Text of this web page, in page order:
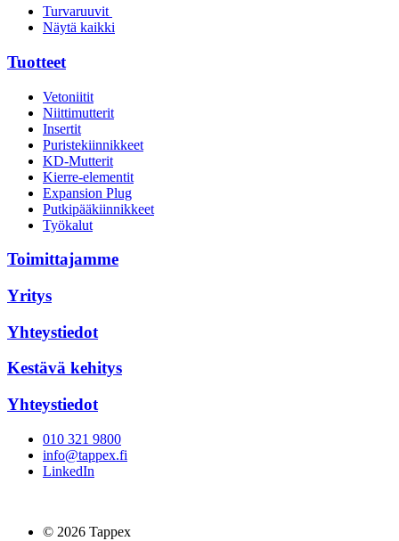
Turvaruuvit
Näytä kaikki
Tuotteet
Vetoniitit
Niittimutterit
Insertit
Puristekiinnikkeet
KD-Mutterit
Kierre-elementit
Expansion Plug
Putkipääkiinnikkeet
Työkalut
Toimittajamme
Yritys
Yhteystiedot
Kestävä kehitys
Yhteystiedot
010 321 9800
info@tappex.fi
LinkedIn
© 2026 Tappex